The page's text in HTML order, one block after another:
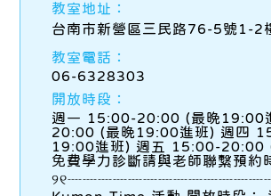
教室地址：
台南市新營區三民路76-5號1-2
教室電話：
06-6328303
開放時段：
週一 15:00-20:00 (最晚19:00
20:00 (最晚19:00進班) 週四
19:00進班) 週五 15:00-
免費學力診斷請與老師聯繫預約